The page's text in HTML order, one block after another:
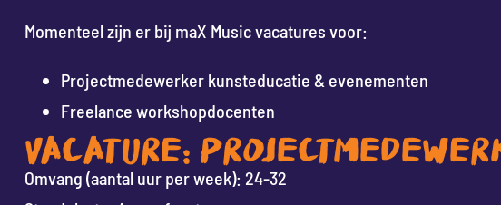
Momenteel zijn er bij maX Music vacatures voor:
Projectmedewerker kunsteducatie & evenementen
Freelance workshopdocenten
VACATURE:
Omvang (aantal uur per week): 24-32